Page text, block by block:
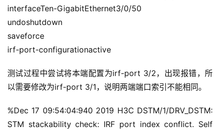
interfaceTen-GigabitEthernet3/0/50
undoshutdown
saveforce
irf-port-configurationactive
测试过程中尝试将本端配置为irf-port 3/2，出现报错，所
以需要修改为irf-port 3/1，说明两端端口索引不能相同。
%Dec 17 09:54:04:940 2019 H3C DSTM/1/DRV_DSTM:
STM stackability check: IRF port index conflict. Self